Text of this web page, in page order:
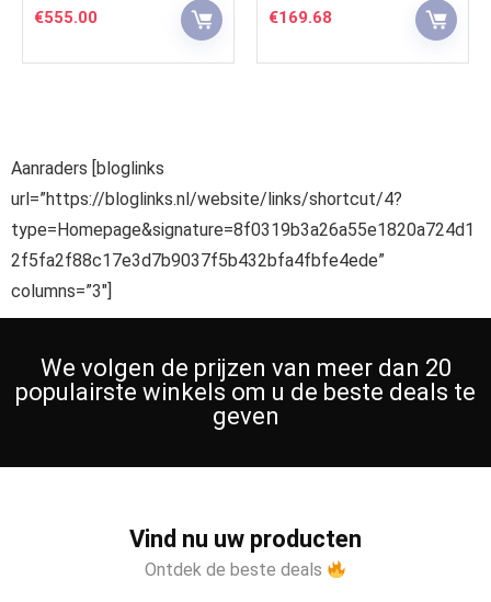
€555.00 €169.68
Aanraders [bloglinks
url=”https://bloglinks.nl/website/links/shortcut/4?
type=Homepage&signature=8f0319b3a26a55e1820a724d1
2f5fa2f88c17e3d7b9037f5b432bfa4fbfe4ede”
columns=”3″]
We volgen de prijzen van meer dan 20
populairste winkels om u de beste deals te
geven
Vind nu uw producten
Ontdek de beste deals